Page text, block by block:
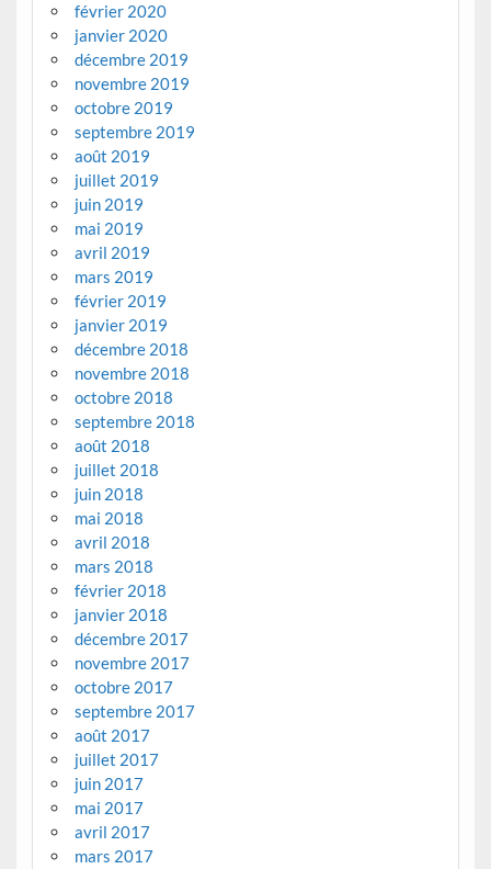
février 2020
janvier 2020
décembre 2019
novembre 2019
octobre 2019
septembre 2019
août 2019
juillet 2019
juin 2019
mai 2019
avril 2019
mars 2019
février 2019
janvier 2019
décembre 2018
novembre 2018
octobre 2018
septembre 2018
août 2018
juillet 2018
juin 2018
mai 2018
avril 2018
mars 2018
février 2018
janvier 2018
décembre 2017
novembre 2017
octobre 2017
septembre 2017
août 2017
juillet 2017
juin 2017
mai 2017
avril 2017
mars 2017